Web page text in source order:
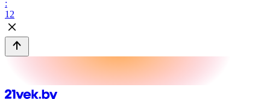
:
12